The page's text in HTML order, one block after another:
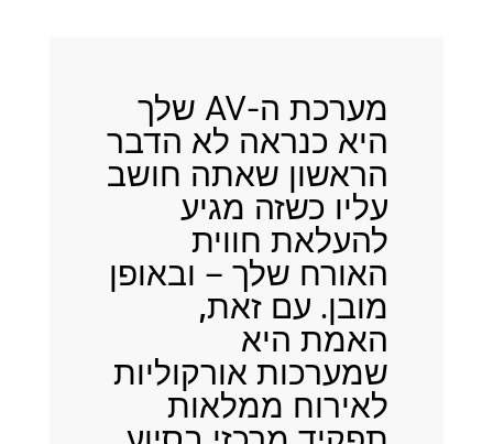
מערכת ה-AV שלך
היא כנראה לא הדבר
הראשון שאתה חושב
עליו כשזה מגיע
להעלאת חווית
האורח שלך – ובאופן
מובן. עם זאת,
האמת היא
שמערכות אורקוליות
לאירוח ממלאות